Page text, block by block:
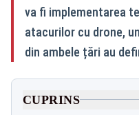
va fi implementarea
atacurilor cu drone,
din ambele țări au
CUPRINS